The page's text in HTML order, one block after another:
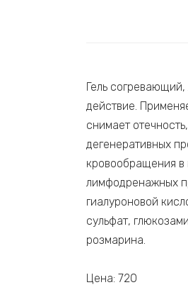
Гель
действие.
снимает
дегенеративных
кровообращения в
лимфодренажных
гиалуроновой
сульфат,
розмарина.
Цена: 720